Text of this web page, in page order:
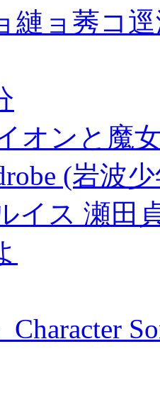
縺ョ莠コ
オンと魔
(岩波
イス 瀬田
Character